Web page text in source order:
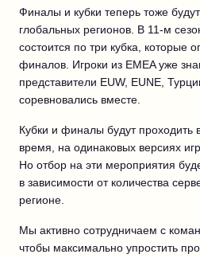
Финалы и кубки теперь тоже
глобальных регионов. В 11-м
состоится по три кубка, которые
финалов. Игроки из EMEA уже
представители EUW, EUNE,
соревновались вместе.
Кубки и финалы будут проходить
время, на одинаковых версиях
Но отбор на эти мероприятия
в зависимости от количества
регионе.
Мы активно сотрудничаем с
чтобы максимально упростить